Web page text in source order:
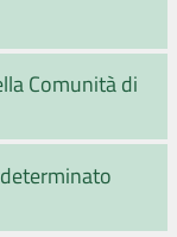
Comunità di